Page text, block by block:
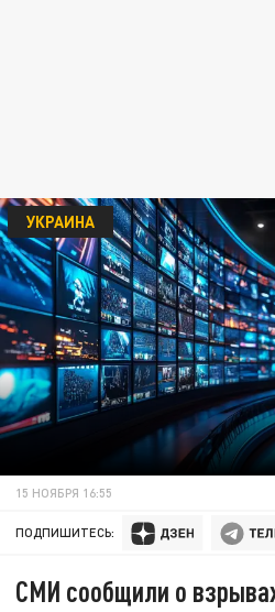
УКРАИНА
15 НОЯБРЯ 16:55
ПОДПИШИТЕСЬ:
СМИ сообщили о